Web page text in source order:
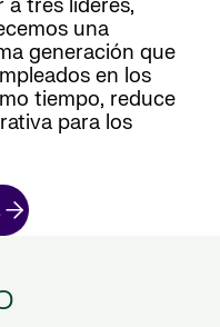
a tres líderes,
una
generación que
en los
tiempo, reduce
para los